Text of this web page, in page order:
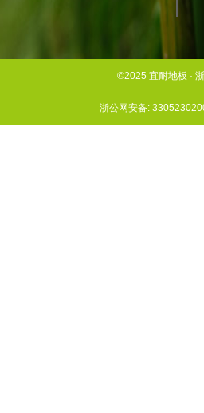
©2025 宜耐地板 ·
浙公网安备: